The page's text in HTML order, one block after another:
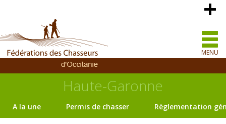
MENU
Haute-Garonne
A la une Permis de chasser Règlementation